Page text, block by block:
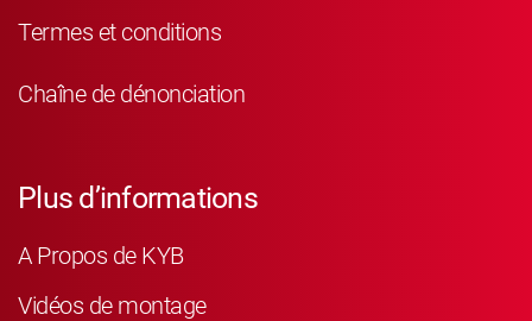
Termes et conditions
Chaîne de dénonciation
Plus d’informations
A Propos de KYB
Vidéos de montage